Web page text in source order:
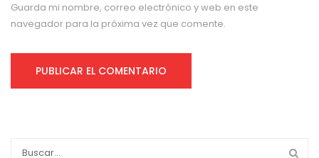
Guarda mi nombre, correo electrónico y web en este
navegador para la próxima vez que comente.